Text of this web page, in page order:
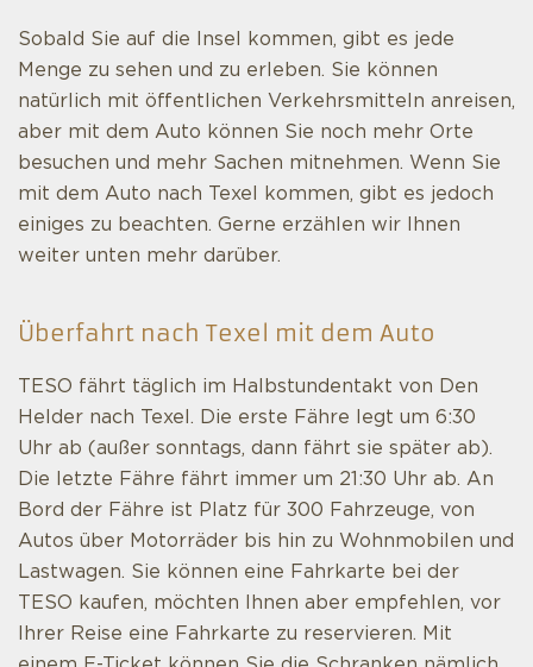
Sobald Sie auf die Insel kommen, gibt es jede
Menge zu sehen und zu erleben. Sie können
natürlich mit öffentlichen Verkehrsmitteln anreisen,
aber mit dem Auto können Sie noch mehr Orte
besuchen und mehr Sachen mitnehmen. Wenn Sie
mit dem Auto nach Texel kommen, gibt es jedoch
einiges zu beachten. Gerne erzählen wir Ihnen
weiter unten mehr darüber.
Überfahrt nach Texel mit dem Auto
TESO fährt täglich im Halbstundentakt von Den
Helder nach Texel. Die erste Fähre legt um 6:30
Uhr ab (außer sonntags, dann fährt sie später ab).
Die letzte Fähre fährt immer um 21:30 Uhr ab. An
Bord der Fähre ist Platz für 300 Fahrzeuge, von
Autos über Motorräder bis hin zu Wohnmobilen und
Lastwagen. Sie können eine Fahrkarte bei der
TESO kaufen, möchten Ihnen aber empfehlen, vor
Ihrer Reise eine Fahrkarte zu reservieren. Mit